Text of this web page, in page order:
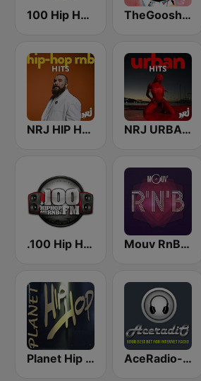
100 Hip Hop and RNB FM TheGoosh Radio - R&B
NRJ HIP HOP RNB HITS NRJ URBAN HITS
.100 Hip Hop and RNB.FM Mouv RnB & Soul
Planet Hip Hop (MRG.fm) AceRadio-Classic RnB